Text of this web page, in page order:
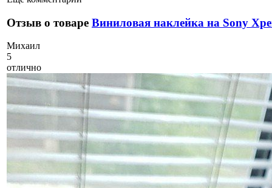
Отзыв о товаре Виниловая наклейка на Sony
Михаил
5
отлично